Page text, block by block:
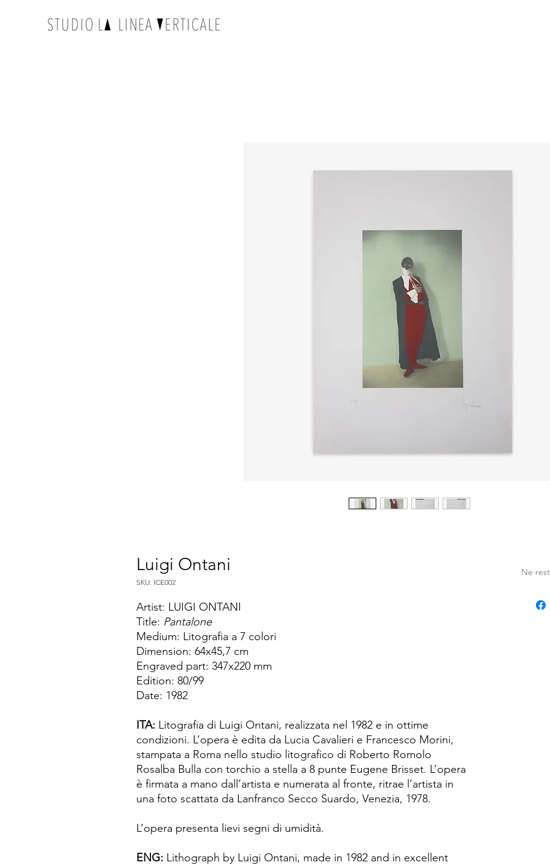
Luigi Ontani
SKU: ICE002
Artist: LUIGI ONTANI
Title: Pantalone
Medium: Litografia a 7 colori
Dimension: 64x45,7 cm
Engraved part: 347x220 mm
Edition: 80/99
Date: 1982
ITA: Litografia di Luigi Ontani, realizzata nel 1982 e in ottime
condizioni. L’opera è edita da Lucia Cavalieri e Francesco Morini,
stampata a Roma nello studio litografico di Roberto Romolo
Rosalba Bulla con torchio a stella a 8 punte Eugene Brisset. L’opera
è firmata a mano dall’artista e numerata al fronte, ritrae l’artista in
una foto scattata da Lanfranco Secco Suardo, Venezia, 1978.
L’opera presenta lievi segni di umidità.
ENG: Lithograph by Luigi Ontani, made in 1982 and in excellent
Ne